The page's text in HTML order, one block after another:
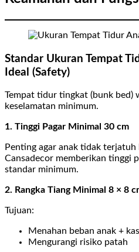
Standar Ukuran Tempat
Ideal (Safety)
Tempat tidur tingkat (bunk bed)
keselamatan minimum.
1. Tinggi Pagar Minimal 30 cm
Penting agar anak tidak
Cansadecor memberikan tinggi
standar minimum.
2. Rangka Tiang Minimal 8 × 8
Tujuan:
Menahan beban anak +
Mengurangi risiko patah